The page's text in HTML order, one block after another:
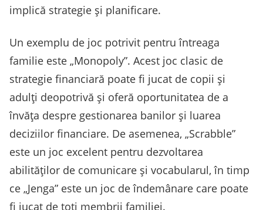
implică strategie și planificare.
Un exemplu de joc potrivit pentru întreaga
familie este „Monopoly”. Acest joc clasic de
strategie financiară poate fi jucat de copii și
adulți deopotrivă și oferă oportunitatea de a
învăța despre gestionarea banilor și luarea
deciziilor financiare. De asemenea, „Scrabble”
este un joc excelent pentru dezvoltarea
abilităților de comunicare și vocabularul, în timp
ce „Jenga” este un joc de îndemânare care poate
fi jucat de toți membrii familiei.